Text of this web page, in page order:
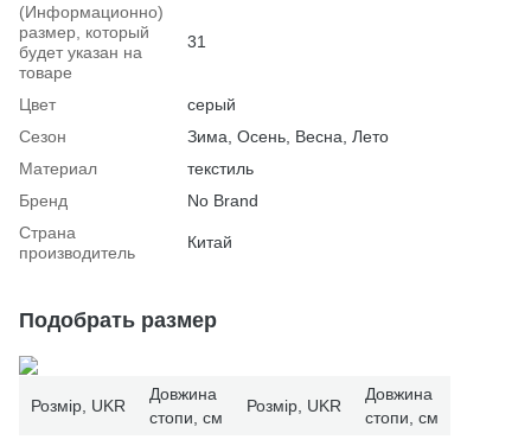
(Информационно)
размер, который
будет указан на
товаре
31
Цвет
серый
Сезон
Зима, Осень, Весна, Лето
Материал
текстиль
Бренд
No Brand
Страна
производитель
Китай
Подобрать размер
Розмір, UKR
Довжина
стопи, см
Розмір, UKR
Довжина
стопи, см